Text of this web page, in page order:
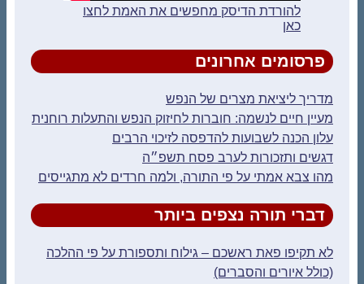
להורדת הדיסק מחפשים את האמת לחצו
כאן
פרסומים אחרונים
מדריך ליציאת מצרים של הנפש
מעיין חיים לנשמה: חוברות לחיזוק הנפש והתעלות רוחנית
עלון הכנה לשבועות להדפסה לזיכוי הרבים
דגשים ותזכורות לערב פסח תשפ״ה
מהו צבא אמתי על פי התורה, ולמה חרדים לא מתגייסים
דברי תורה נצפים ביותר
לא תקיפו פאת ראשכם – גילוח ותספורת על פי ההלכה
(כולל איורים והסברים)